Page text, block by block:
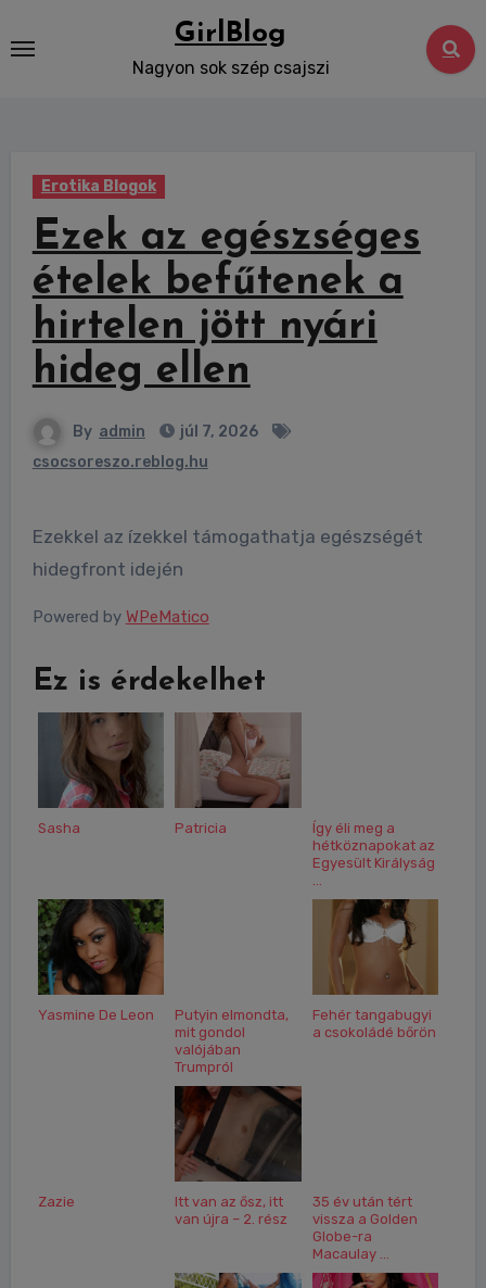
to
GirlBlog
Nagyon sok szép csajszi
Erotika Blogok
Ezek az egészséges
ételek befűtenek a
hirtelen jött nyári
hideg ellen
By admin
júl 7, 2026
csocsoreszo.reblog.hu
Ezekkel az ízekkel támogathatja egészségét
hidegfront idején
Powered by WPeMatico
Ez is érdekelhet
Sasha Patricia
Így éli meg a
hétköznapokat az
Egyesült Királyság
Yasmine De Leon
Putyin elmondta,
mit gondol
valójában
Trumpról
Fehér tangabugyi
a csokoládé bőrön
Zazie
Itt van az ősz, itt
van újra – 2. rész
35 év után tért
vissza a Golden
Globe-ra
Macaulay ...